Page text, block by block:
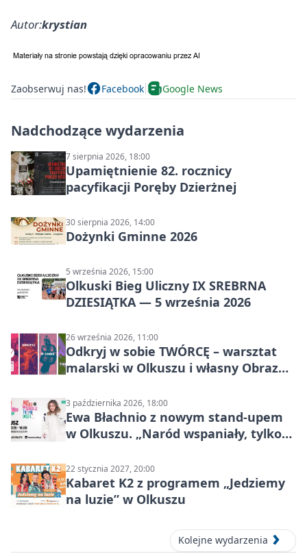
Autor:krystian
Zaobserwuj nas! Facebook Google News
Nadchodzące wydarzenia
7 sierpnia 2026, 18:00
Upamiętnienie 82. rocznicy
pacyfikacji Poręby Dzierżnej
30 sierpnia 2026, 14:00
Dożynki Gminne 2026
5 września 2026, 15:00
Olkuski Bieg Uliczny IX SREBRNA
DZIESIĄTKA — 5 września 2026
26 września 2026, 11:00
Odkryj w sobie TWÓRCĘ – warsztat
malarski w Olkuszu i własny Obraz
3 października 2026, 18:00
Ewa Błachnio z nowym stand-upem
w Olkuszu. „Naród wspaniały, tylko
22 stycznia 2027, 20:00
Kabaret K2 z programem „Jedziemy
na luzie” w Olkuszu
Kolejne wydarzenia